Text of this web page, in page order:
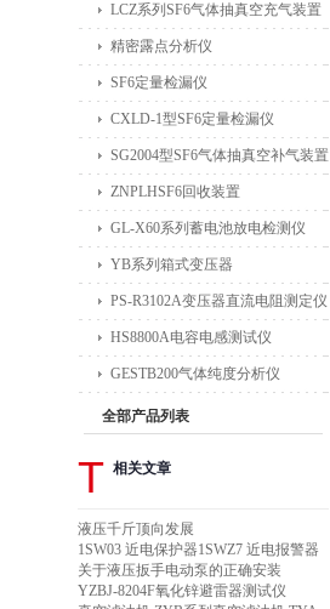
LCZ系列SF6气体抽真空充气装置
精密露点分析仪
SF6定量检漏仪
CXLD-1型SF6定量检漏仪
SG2004型SF6气体抽真空补气装置
ZNPLHSF6回收装置
GL-X60系列蓄电池放电检测仪
YB系列箱式变压器
PS-R3102A变压器直流电阻测定仪
HS8800A电容电感测试仪
GESTB200气体纯度分析仪
全部产品列表
T 相关文章
液压千斤顶向发展
1SW03 近电保护器1SWZ7 近电报警器
关于液压扳手电动泵的正确安装
YZBJ-8204F氧化锌避雷器测试仪